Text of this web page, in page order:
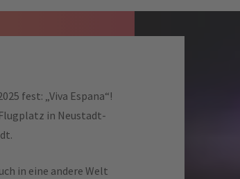
fest: „Viva Espana“!
in Neustadt-
in eine andere Welt